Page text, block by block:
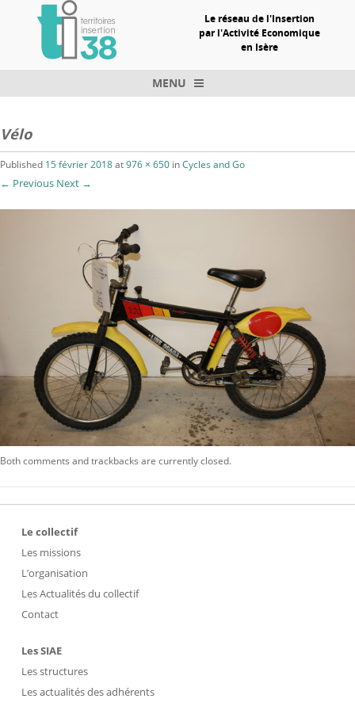
Le réseau de l'Insertion
par l'Activité Economique
en Isère
MENU
Vélo
Published 15 février 2018at976 × 650 inCycles and Go
← Previous Next →
Both comments and trackbacks are currently closed.
Le collectif
Les missions
L’organisation
Les Actualités du collectif
Contact
Les SIAE
Les structures
Les actualités des adhérents